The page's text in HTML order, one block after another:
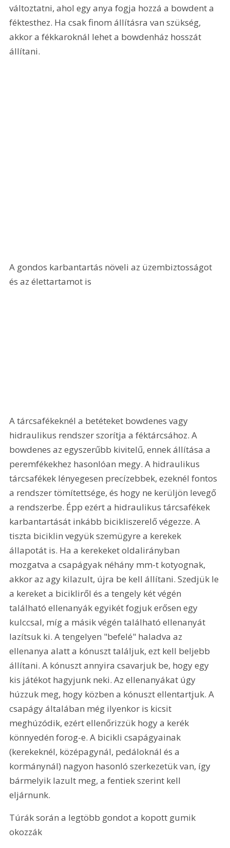
változtatni, ahol egy anya fogja hozzá a bowdent a
féktesthez. Ha csak finom állításra van szükség,
akkor a fékkaroknál lehet a bowdenház hosszát
állítani.
A gondos karbantartás növeli az üzembiztosságot
és az élettartamot is
A tárcsafékeknél a betéteket bowdenes vagy
hidraulikus rendszer szorítja a féktárcsához. A
bowdenes az egyszerűbb kivitelű, ennek állítása a
peremfékekhez hasonlóan megy. A hidraulikus
tárcsafékek lényegesen precízebbek, ezeknél fontos
a rendszer tömítettsége, és hogy ne kerüljön levegő
a rendszerbe. Épp ezért a hidraulikus tárcsafékek
karbantartását inkább bicikliszerelő végezze. A
tiszta biciklin vegyük szemügyre a kerekek
állapotát is. Ha a kerekeket oldalirányban
mozgatva a csapágyak néhány mm-t kotyognak,
akkor az agy kilazult, újra be kell állítani. Szedjük le
a kereket a bicikliről és a tengely két végén
található ellenanyák egyikét fogjuk erősen egy
kulccsal, míg a másik végén található ellenanyát
lazítsuk ki. A tengelyen "befelé" haladva az
ellenanya alatt a kónuszt találjuk, ezt kell beljebb
állítani. A kónuszt annyira csavarjuk be, hogy egy
kis játékot hagyjunk neki. Az ellenanyákat úgy
húzzuk meg, hogy közben a kónuszt ellentartjuk. A
csapágy általában még ilyenkor is kicsit
meghúzódik, ezért ellenőrizzük hogy a kerék
könnyedén forog-e. A bicikli csapágyainak
(kerekeknél, középagynál, pedáloknál és a
kormánynál) nagyon hasonló szerkezetük van, így
bármelyik lazult meg, a fentiek szerint kell
eljárnunk.
Túrák során a legtöbb gondot a kopott gumik
okozzák